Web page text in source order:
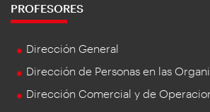
PROFESORES
Dirección General
Dirección de Personas en las
Dirección Comercial y de